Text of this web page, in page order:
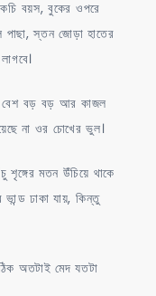
বয়স, বুকের ওপরে
স্তন জোড়া হাতের
বেশ বড় বড় আর কাজল
না ওর চোখের ভুল।
মতন উঁচিয়ে থাকে
ঢাকা যায়, কিন্তু
অতটাই মেদ যতটা